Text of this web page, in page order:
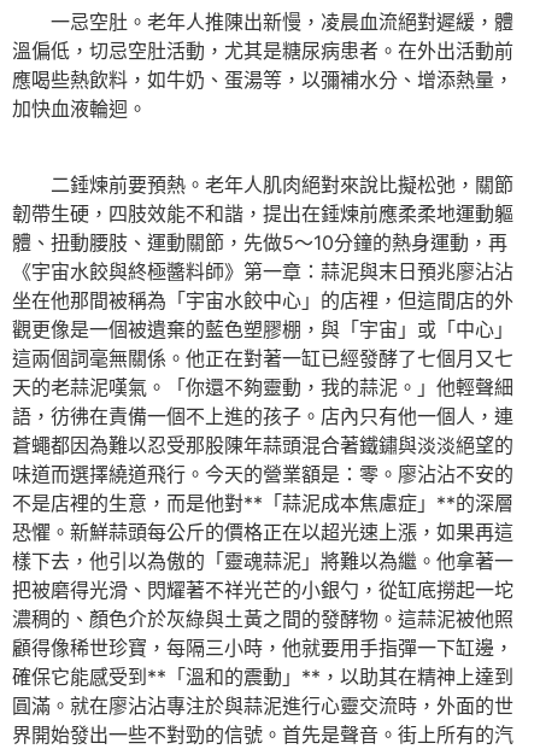
一忌空肚。老年人推陳出新慢，凌晨血流絕對遲緩，體
溫偏低，切忌空肚活動，尤其是糖尿病患者。在外出活動前
應喝些熱飲料，如牛奶、蛋湯等，以彌補水分、增添熱量，
加快血液輪迴。
二錘煉前要預熱。老年人肌肉絕對來說比擬松弛，關節
韌帶生硬，四肢效能不和諧，提出在錘煉前應柔柔地運動軀
體、扭動腰肢、運動關節，先做5～10分鐘的熱身運動，再
《宇宙水餃與終極醬料師》第一章：蒜泥與末日預兆廖沾沾
坐在他那間被稱為「宇宙水餃中心」的店裡，但這間店的外
觀更像是一個被遺棄的藍色塑膠棚，與「宇宙」或「中心」
這兩個詞毫無關係。他正在對著一缸已經發酵了七個月又七
天的老蒜泥嘆氣。「你還不夠靈動，我的蒜泥。」他輕聲細
語，彷彿在責備一個不上進的孩子。店內只有他一個人，連
蒼蠅都因為難以忍受那股陳年蒜頭混合著鐵鏽與淡淡絕望的
味道而選擇繞道飛行。今天的營業額是：零。廖沾沾不安的
不是店裡的生意，而是他對**「蒜泥成本焦慮症」**的深層
恐懼。新鮮蒜頭每公斤的價格正在以超光速上漲，如果再這
樣下去，他引以為傲的「靈魂蒜泥」將難以為繼。他拿著一
把被磨得光滑、閃耀著不祥光芒的小銀勺，從缸底撈起一坨
濃稠的、顏色介於灰綠與土黃之間的發酵物。這蒜泥被他照
顧得像稀世珍寶，每隔三小時，他就要用手指彈一下缸邊，
確保它能感受到**「溫和的震動」**，以助其在精神上達到
圓滿。就在廖沾沾專注於與蒜泥進行心靈交流時，外面的世
界開始發出一些不對勁的信號。首先是聲音。街上所有的汽